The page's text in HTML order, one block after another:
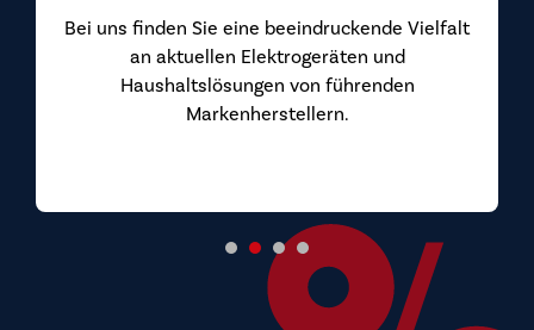
Bei uns finden Sie eine beeindruckende Vielfalt
an aktuellen Elektrogeräten und
Haushaltslösungen von führenden
Markenherstellern.